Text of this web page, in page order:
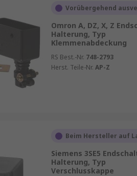
Vorübergehend
Omron A, DZ, X, Z
Halterung, Typ
Klemmenabdeckung
RS Best.-Nr. 748-2793
Herst. Teile-Nr. AP-Z
Beim Hersteller auf
Siemens 3SE5
Halterung, Typ
Verschlusskappe